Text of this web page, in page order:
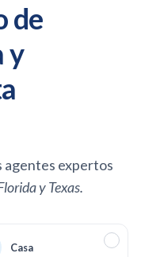
de
y
agentes expertos
y Texas.
Casa